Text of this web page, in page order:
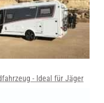
- Ideal für Jäger